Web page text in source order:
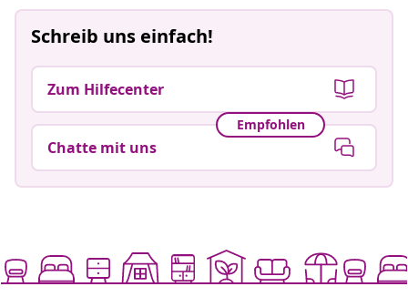
Schreib uns einfach!
Zum Hilfecenter
Empfohlen
Chatte mit uns